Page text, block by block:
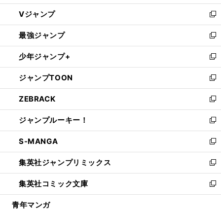
ウ
ィ
ン
ド
ウ
で
開
く
し
い
ウ
ィ
ン
ド
ウ
で
開
く
Vジャンプ
新
し
い
ウ
ィ
ン
ド
ウ
で
開
く
最強ジャンプ
新
し
い
ウ
ィ
ン
ド
ウ
で
開
く
少年ジャンプ+
新
し
い
ウ
ィ
ン
ド
ウ
で
開
く
ジャンプTOON
新
し
い
ウ
ィ
ン
ド
ウ
で
開
く
ZEBRACK
新
し
い
ウ
ィ
ン
ド
ウ
で
開
ジャンプルーキー！
新
し
い
ウ
ィ
ン
ド
ウ
S-MANGA
新
し
い
ウ
ィ
ン
集英社ジャンプリミックス
新
し
い
ウ
集英社コミック文庫
新
し
青年マンガ